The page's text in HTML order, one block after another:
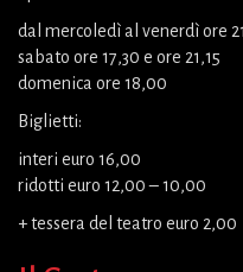
dal mercoledì al venerdì ore
sabato ore 17,30 e ore 21,15
domenica ore 18,00
Biglietti:
interi euro 16,00
ridotti euro 12,00 – 10,00
+ tessera del teatro euro 2,00